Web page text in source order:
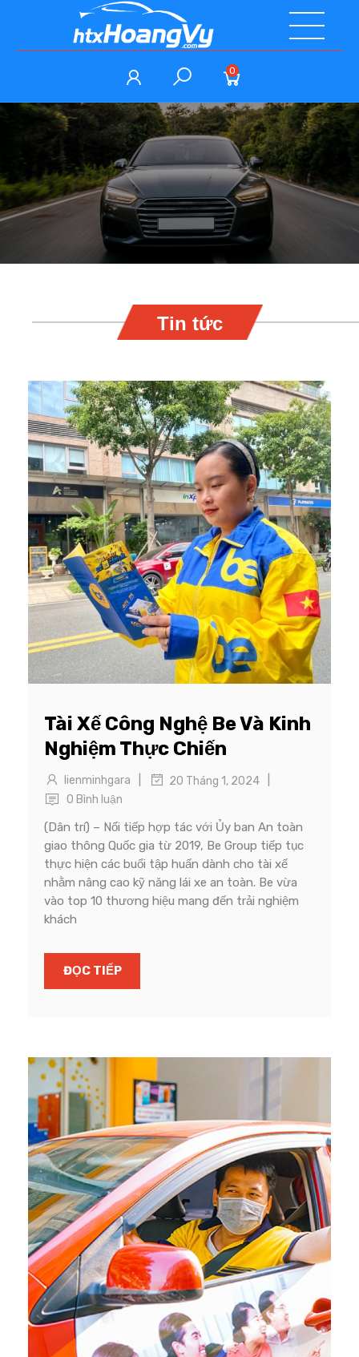
0
Tin tức
Tài Xế Công Nghệ Be Và Kinh
Nghiệm Thực Chiến
lienminhgara 20 Tháng 1, 2024
0 Bình luận
(Dân trí) – Nối tiếp hợp tác với Ủy ban An toàn
giao thông Quốc gia từ 2019, Be Group tiếp tục
thực hiện các buổi tập huấn dành cho tài xế
nhằm nâng cao kỹ năng lái xe an toàn. Be vừa
vào top 10 thương hiệu mang đến trải nghiệm
khách
ĐỌC TIẾP